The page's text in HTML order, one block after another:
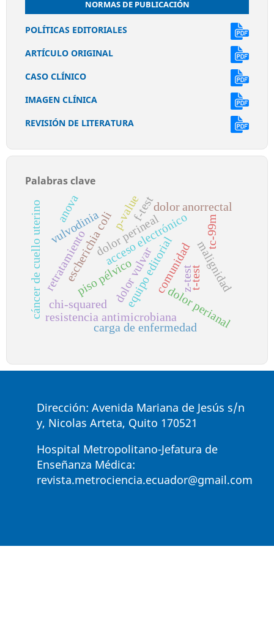
NORMAS DE PUBLICACIÓN
POLÍTICAS EDITORIALES
ARTÍCULO ORIGINAL
CASO CLÍNICO
IMAGEN CLÍNICA
REVISIÓN DE LITERATURA
Palabras clave
equipo editorial
acceso electrónico
comunidad
escherichia coli
resistencia antimicrobiana
dolor perineal
vulvodinia
dolor vulvar
dolor perianal
piso pélvico
dolor anorrectal
retratamiento
carga de enfermedad
cáncer de cuello uterino p-value
z-testt-test
anova
chi-squared
f-test
malignidad
tc-99m
Dirección: Avenida Mariana de Jesús s/n
y, Nicolas Arteta, Quito 170521
Hospital Metropolitano-Jefatura de
Enseñanza Médica:
revista.metrociencia.ecuador@gmail.com